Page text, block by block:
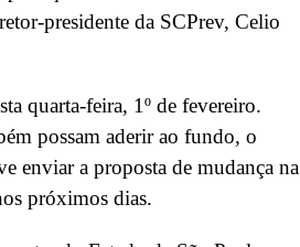
presidente da SCPrev, Celio
quarta-feira, 1º de fevereiro.
possam aderir ao fundo, o
enviar a proposta de mudança na
próximos dias.